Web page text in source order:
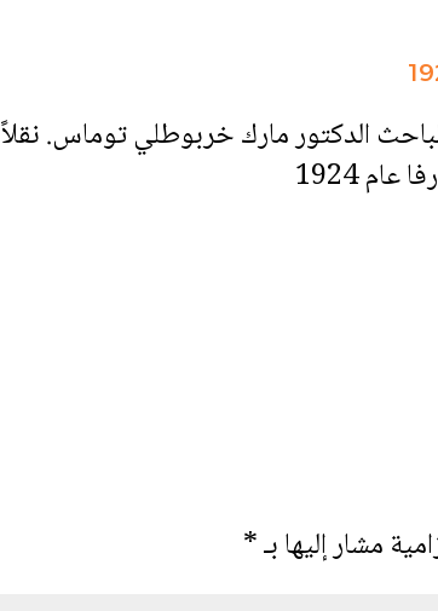
لحملة طرد السريان من أورفا عام 1924 للباحث الدكتور مارك
1924
مشار إليها بـ*